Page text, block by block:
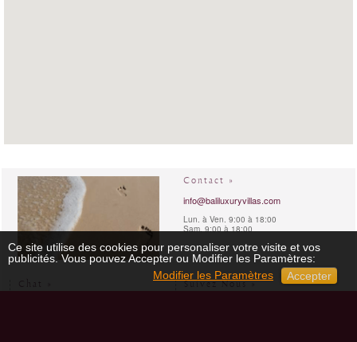
Contact »
info@baliluxuryvillas.com
Lun. à Ven. 9:00 à 18:00
Sam. 9:00 à 18:00
Chat » Suivez Nous »
Ce site utilise des cookies pour personaliser votre visite et vos
publicités. Vous pouvez Accepter ou Modifier les Paramètres:
Modifier les Paramètres
Accepter